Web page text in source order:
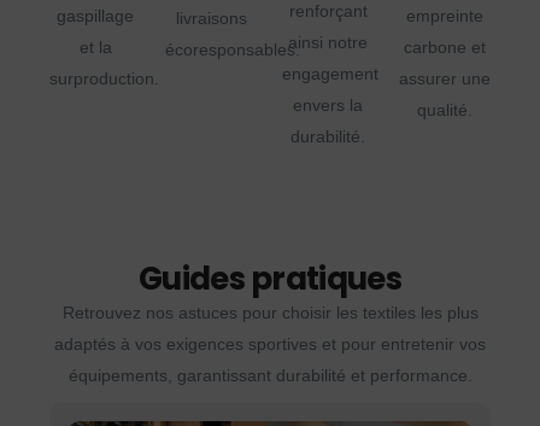
gaspillage
et la
surproduction.
livraisons
écoresponsables.
renforçant
ainsi notre
engagement
envers la
durabilité.
empreinte
carbone et
assurer une
qualité.
Guides pratiques
Retrouvez nos astuces pour choisir les textiles les plus
adaptés à vos exigences sportives et pour entretenir vos
équipements, garantissant durabilité et performance.